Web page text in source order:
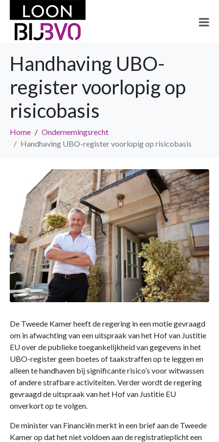
Handhaving UBO-
register voorlopig op
risicobasis
Home
Ondernemingsrecht
Handhaving UBO-register voorlopig op risicobasis
De Tweede Kamer heeft de regering in een motie gevraagd
om in afwachting van een uitspraak van het Hof van Justitie
EU over de publieke toegankelijkheid van gegevens in het
UBO-register geen boetes of taakstraffen op te leggen en
alleen te handhaven bij significante risico’s voor witwassen
of andere strafbare activiteiten. Verder wordt de regering
gevraagd de uitspraak van het Hof van Justitie EU
onverkort op te volgen.
De minister van Financiën merkt in een brief aan de Tweede
Kamer op dat het niet voldoen aan de registratieplicht een